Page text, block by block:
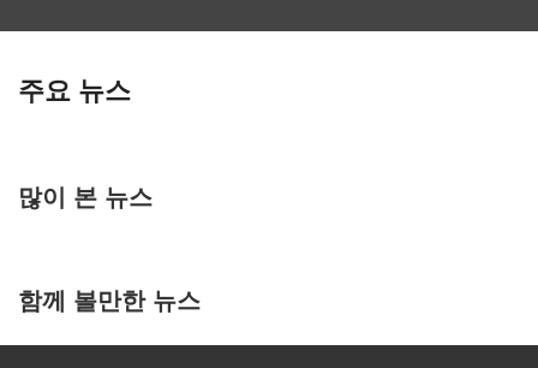
주요 뉴스
많이 본 뉴스
함께 볼만한 뉴스